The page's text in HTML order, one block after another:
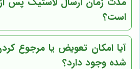
است؟
آیا امکان تعویض یا مرجوع
شده وجود دارد؟